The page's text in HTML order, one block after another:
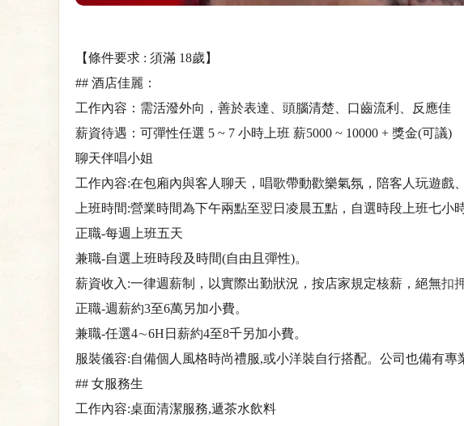
【條件要求 : 須滿 18歲】
## 酒店佳麗：
工作內容：需活潑外向，善於表達、頭腦清楚、口齒流利、反應佳
薪資待遇：可彈性任選 5 ~ 7 小時上班 薪5000 ~ 10000 + 獎金(可議)
聊天伴唱小姐
工作內容:在包廂內與客人聊天，唱歌帶動歡樂氣氛，陪客人玩遊
上班時間:營業時間為下午兩點至翌日凌晨五點，自選時段上班七小
正職-每週上班五天
兼職-自選上班時段及時間(自由且彈性)。
薪資收入:一律週薪制，以實際出勤狀況，按店家規定核薪，絕無扣
正職-週薪約3至6萬另加小費。
兼職-任選4∼6H日薪約4至8千另加小費。
服裝儀容:自備個人風格時尚禮服,或小洋裝自行搭配。公司也備有
## 女服務生
工作內容:桌面清潔服務,遞茶水飲料